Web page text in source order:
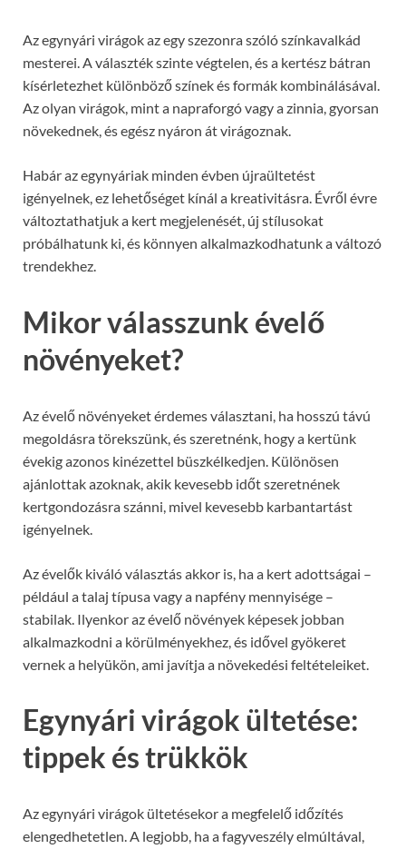
Az egynyári virágok az egy szezonra szóló színkavalkád
mesterei. A választék szinte végtelen, és a kertész bátran
kísérletezhet különböző színek és formák kombinálásával.
Az olyan virágok, mint a napraforgó vagy a zinnia, gyorsan
növekednek, és egész nyáron át virágoznak.
Habár az egynyáriak minden évben újraültetést
igényelnek, ez lehetőséget kínál a kreativitásra. Évről évre
változtathatjuk a kert megjelenését, új stílusokat
próbálhatunk ki, és könnyen alkalmazkodhatunk a változó
trendekhez.
Mikor válasszunk évelő
növényeket?
Az évelő növényeket érdemes választani, ha hosszú távú
megoldásra törekszünk, és szeretnénk, hogy a kertünk
évekig azonos kinézettel büszkélkedjen. Különösen
ajánlottak azoknak, akik kevesebb időt szeretnének
kertgondozásra szánni, mivel kevesebb karbantartást
igényelnek.
Az évelők kiváló választás akkor is, ha a kert adottságai –
például a talaj típusa vagy a napfény mennyisége –
stabilak. Ilyenkor az évelő növények képesek jobban
alkalmazkodni a körülményekhez, és idővel gyökeret
vernek a helyükön, ami javítja a növekedési feltételeiket.
Egynyári virágok ültetése:
tippek és trükkök
Az egynyári virágok ültetésekor a megfelelő időzítés
elengedhetetlen. A legjobb, ha a fagyveszély elmúltával,